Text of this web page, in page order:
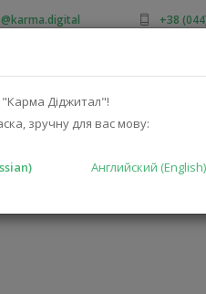
"Карма Діджитал"!
зручну для вас мову:
Английский (English)
+38
16C-